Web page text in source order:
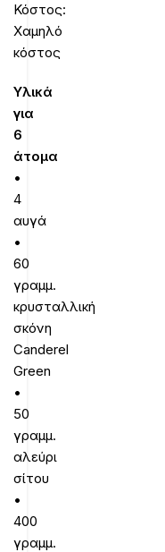
Κόστος:
Χαμηλό
κόστος
Υλικά
για
6
άτομα
•
4
αυγά
•
60
γραμμ.
κρυσταλλική
σκόνη
Canderel
Green
•
50
γραμμ.
αλεύρι
σίτου
•
400
γραμμ.